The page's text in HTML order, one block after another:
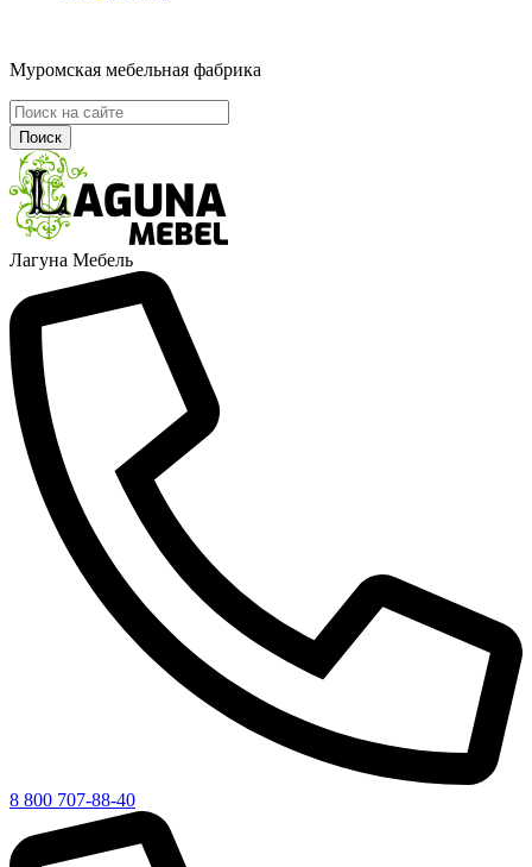
Муромская мебельная фабрика
Поиск
Лагуна Мебель
8 800 707-88-40